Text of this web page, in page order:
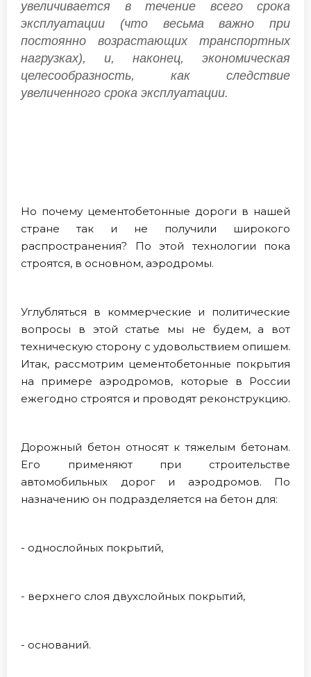
увеличивается в течение всего срока
эксплуатации (что весьма важно при
постоянно возрастающих транспортных
нагрузках), и, наконец, экономическая
целесообразность, как следствие
увеличенного срока эксплуатации.
Но почему цементобетонные дороги в нашей
стране так и не получили широкого
распространения? По этой технологии пока
строятся, в основном, аэродромы.
Углубляться в коммерческие и политические
вопросы в этой статье мы не будем, а вот
техническую сторону с удовольствием опишем.
Итак, рассмотрим цементобетонные покрытия
на примере аэродромов, которые в России
ежегодно строятся и проводят реконструкцию.
Дорожный бетон относят к тяжелым бетонам.
Его применяют при строительстве
автомобильных дорог и аэродромов. По
назначению он подразделяется на бетон для:
- однослойных покрытий,
- верхнего слоя двухслойных покрытий,
- оснований.